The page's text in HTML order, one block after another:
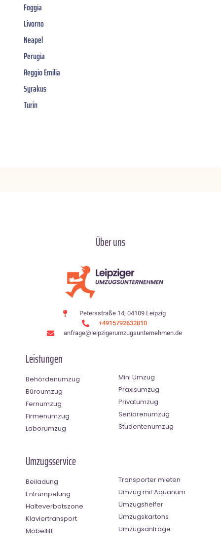
Foggia
Livorno
Neapel
Perugia
Reggio Emilia
Syrakus
Turin
Über uns
Petersstraße 14, 04109 Leipzig
+4915792632810
anfrage@leipzigerumzugsunternehmen.de
Leistungen
Behördenumzug
Büroumzug
Fernumzug
Firmenumzug
Laborumzug
Mini Umzug
Praxisumzug
Privatumzug
Seniorenumzug
Studentenumzug
Umzugsservice
Beiladung
Entrümpelung
Halteverbotszone
Klaviertransport
Möbellift
Transporter mieten
Umzug mit Aquarium
Umzugshelfer
Umzugskartons
Umzugsanfrage